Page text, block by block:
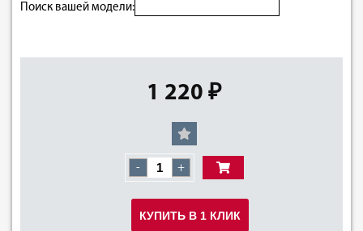
Поиск вашей модели:
1 220 ₽
- +
КУПИТЬ В 1 КЛИК